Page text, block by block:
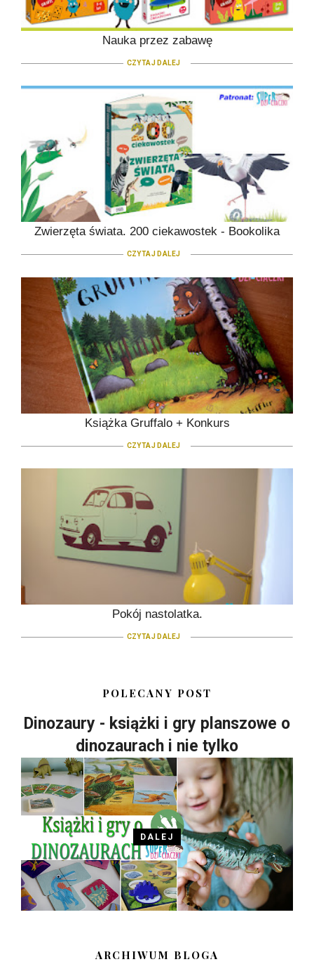
Nauka przez zabawę
CZYTAJ DALEJ
Zwierzęta świata. 200 ciekawostek - Bookolika
CZYTAJ DALEJ
Książka Gruffalo + Konkurs
CZYTAJ DALEJ
Pokój nastolatka.
CZYTAJ DALEJ
POLECANY POST
Dinozaury - książki i gry planszowe o
dinozaurach i nie tylko
DALEJ
ARCHIWUM BLOGA